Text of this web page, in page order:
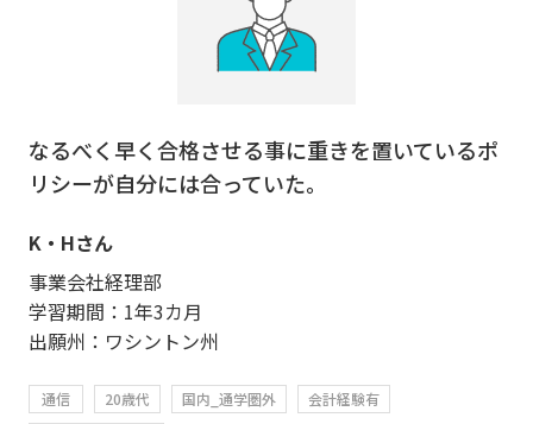
なるべく早く合格させる事に重きを置いているポ
リシーが自分には合っていた。
K・Hさん
事業会社経理部
学習期間：1年3カ月
出願州：ワシントン州
通信 20歳代 国内_通学圏外
会計経験有